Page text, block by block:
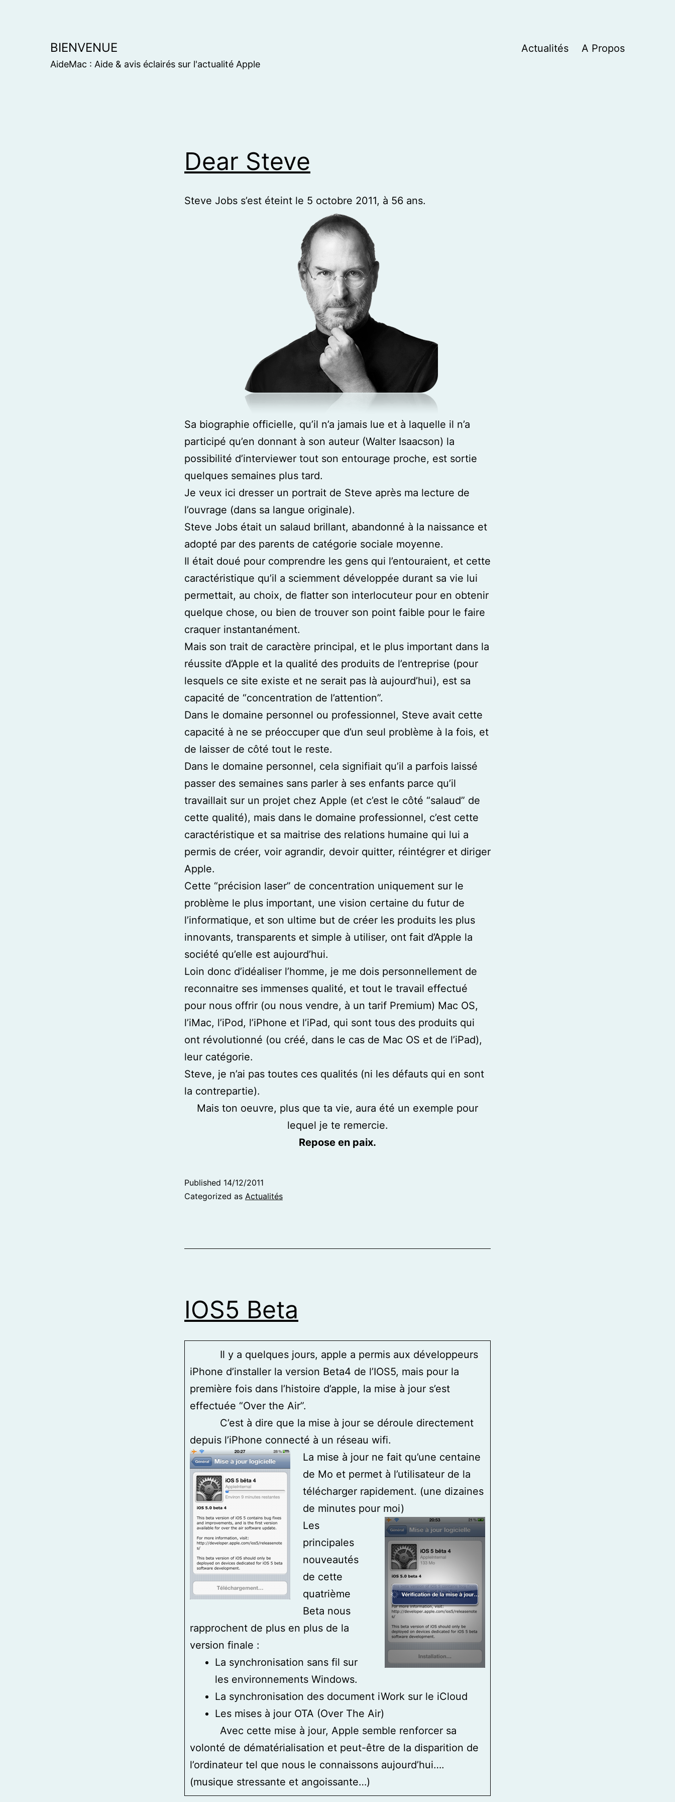
BIENVENUE
AideMac : Aide & avis éclairés sur l'actualité Apple
Actualités A Propos
Dear Steve
Steve Jobs s’est éteint le 5 octobre 2011, à 56 ans.
Sa biographie officielle, qu’il n’a jamais lue et à laquelle il n’a
participé qu’en donnant à son auteur (Walter Isaacson) la
possibilité d’interviewer tout son entourage proche, est sortie
quelques semaines plus tard.
Je veux ici dresser un portrait de Steve après ma lecture de
l’ouvrage (dans sa langue originale).
Steve Jobs était un salaud brillant, abandonné à la naissance et
adopté par des parents de catégorie sociale moyenne.
Il était doué pour comprendre les gens qui l’entouraient, et cette
caractéristique qu’il a sciemment développée durant sa vie lui
permettait, au choix, de flatter son interlocuteur pour en obtenir
quelque chose, ou bien de trouver son point faible pour le faire
craquer instantanément.
Mais son trait de caractère principal, et le plus important dans la
réussite d’Apple et la qualité des produits de l’entreprise (pour
lesquels ce site existe et ne serait pas là aujourd’hui), est sa
capacité de “concentration de l’attention”.
Dans le domaine personnel ou professionnel, Steve avait cette
capacité à ne se préoccuper que d’un seul problème à la fois, et
de laisser de côté tout le reste.
Dans le domaine personnel, cela signifiait qu’il a parfois laissé
passer des semaines sans parler à ses enfants parce qu’il
travaillait sur un projet chez Apple (et c’est le côté “salaud” de
cette qualité), mais dans le domaine professionnel, c’est cette
caractéristique et sa maitrise des relations humaine qui lui a
permis de créer, voir agrandir, devoir quitter, réintégrer et diriger
Apple.
Cette “précision laser” de concentration uniquement sur le
problème le plus important, une vision certaine du futur de
l’informatique, et son ultime but de créer les produits les plus
innovants, transparents et simple à utiliser, ont fait d’Apple la
société qu’elle est aujourd’hui.
Loin donc d’idéaliser l’homme, je me dois personnellement de
reconnaitre ses immenses qualité, et tout le travail effectué
pour nous offrir (ou nous vendre, à un tarif Premium) Mac OS,
l’iMac, l’iPod, l’iPhone et l’iPad, qui sont tous des produits qui
ont révolutionné (ou créé, dans le cas de Mac OS et de l’iPad),
leur catégorie.
Steve, je n’ai pas toutes ces qualités (ni les défauts qui en sont
la contrepartie).
Mais ton oeuvre, plus que ta vie, aura été un exemple pour
lequel je te remercie.
Repose en paix.
Published 14/12/2011
Categorized as Actualités
IOS5 Beta
Il y a quelques jours, apple a permis aux développeurs
iPhone d’installer la version Beta4 de l’IOS5, mais pour la
première fois dans l’histoire d’apple, la mise à jour s’est
effectuée “Over the Air”.
C’est à dire que la mise à jour se déroule directement
depuis l’iPhone connecté à un réseau wifi.
La mise à jour ne fait qu’une centaine
de Mo et permet à l’utilisateur de la
télécharger rapidement. (une dizaines
de minutes pour moi)
Les
principales
nouveautés
de cette
quatrième
Beta nous
rapprochent de plus en plus de la
version finale :
La synchronisation sans fil sur
les environnements Windows.
La synchronisation des document iWork sur le iCloud
Les mises à jour OTA (Over The Air)
Avec cette mise à jour, Apple semble renforcer sa
volonté de dématérialisation et peut-être de la disparition de
l’ordinateur tel que nous le connaissons aujourd’hui….
(musique stressante et angoissante…)